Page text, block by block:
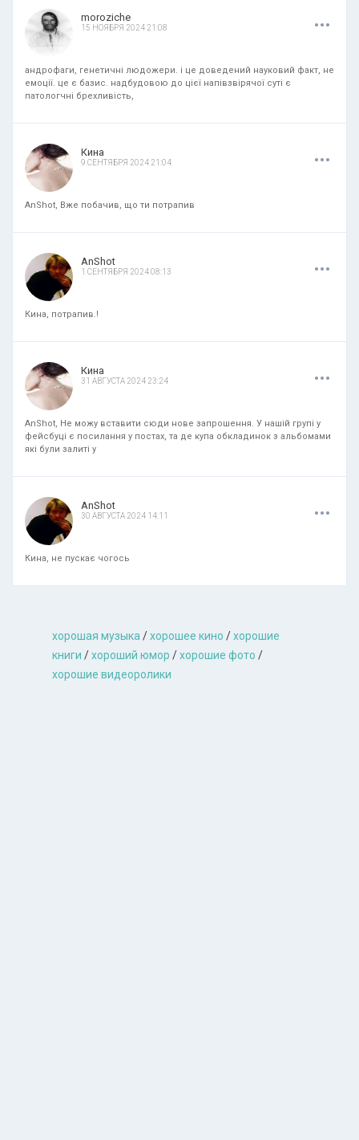
moroziche
15 НОЯБРЯ 2024 21:08 ...
андрофаги, генетичні людожери. і це доведений науковий факт, не
емоції. це є базис. надбудовою до цієї напівзвірячої суті є
патологчні брехливість,
Кина
9 СЕНТЯБРЯ 2024 21:04 ...
AnShot, Вже побачив, що ти потрапив
AnShot
1 СЕНТЯБРЯ 2024 08:13 ...
Кина, потрапив.!
Кина
31 АВГУСТА 2024 23:24 ...
AnShot, Не можу вставити сюди нове запрошення. У нашій групі у
фейсбуці є посилання у постах, та де купа обкладинок з альбомами
які були залиті у
AnShot
30 АВГУСТА 2024 14:11 ...
Кина, не пускає чогось
хорошая музыкa /хорошее кино /хорошие
книги /хороший юмор /хорошие фото /
хорошие видеоролики